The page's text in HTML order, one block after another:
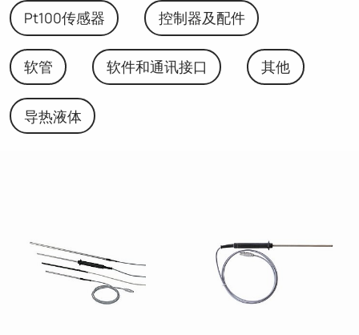
Pt100传感器 控制器及配件
软管 软件和通讯接口 其他
导热液体